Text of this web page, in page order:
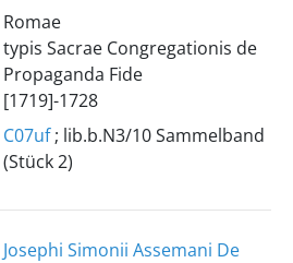
Romae
typis Sacrae Congregationis de
Propaganda Fide
[1719]-1728
C07uf; lib.b.N3/10 Sammelband
(Stück 2)
Josephi Simonii Assemani De